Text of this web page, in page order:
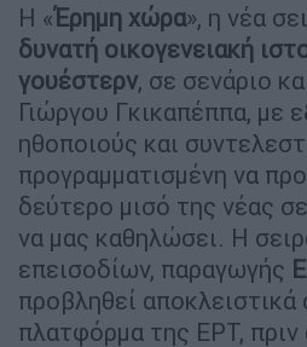
H «Έρημη χώρα», η νέα
δυνατή οικογενειακή
γουέστερν, σε σενάριο
Γιώργου Γκικαπέππα, με
ηθοποιούς και
προγραμματισμένη να
δεύτερο μισό της νέας
να μας καθηλώσει. Η
επεισοδίων, παραγωγής
προβληθεί
πλατφόρμα της ΕΡΤ,